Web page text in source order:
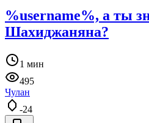
%username%, а ты
Шахиджаняна?
1 мин
495
Чулан
-24